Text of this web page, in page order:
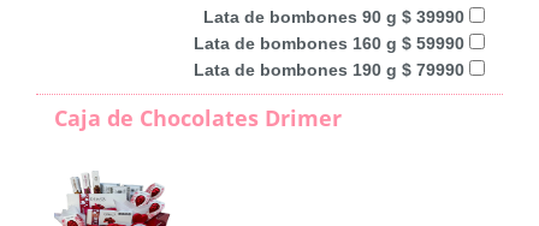
Lata de bombones 90 g $ 39990
Lata de bombones 160 g $ 59990
Lata de bombones 190 g $ 79990
Caja de Chocolates Drimer